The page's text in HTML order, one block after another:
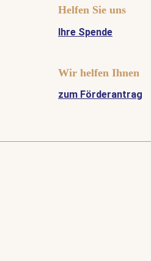
Helfen Sie uns
Ihre Spende
Wir helfen Ihnen
zum Förderantrag